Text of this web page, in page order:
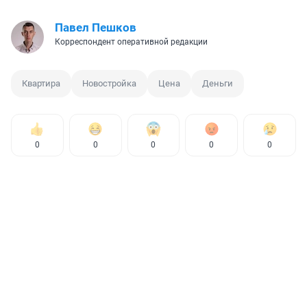
Павел Пешков
Корреспондент оперативной редакции
Квартира Новостройка Цена Деньги
0 0 0 0 0